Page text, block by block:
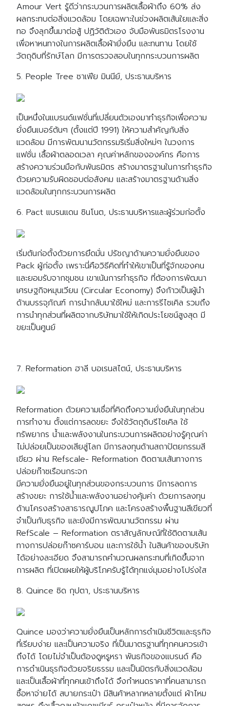
Amour Vert รู้ดีว่ากระบวนการผลิตเสื้อผ้าถึง 60% ส่ง
ผลกระทบต่อสิ่งแวดล้อม โดยเฉพาะในช่วงผลิตเส้นใยและสิ่ง
ทอ จึงลุกขึ้นมาต่อสู้ ปฏิวัติตัวเอง จับมือพันธมิตรโรงงาน
เพื่อหาหนทางในการผลิตเสื้อผ้ายั่งยืน และทนทาน โดยใช้
วัตถุดิบที่รักษ์โลก มีการตรวจสอบในทุกกระบวนการผลิต
5. People Tree ซาเฟีย มินนีย์, ประธานบริหาร
เป็นหนึ่งในแบรนด์แฟชั่นที่เปลี่ยนตัวเองมาทำธุรกิจเพื่อความ
ยั่งยืนเบอร์ต้นๆ (ตั้งแต่ปี 1991) ให้ความสำคัญกับสิ่ง
แวดล้อม มีการพัฒนานวัตกรรมริเริ่มสิ่งใหม่ๆ ในวงการ
แฟชั่น เสื้อผ้าตลอดเวลา คุณค่าหลักขององค์กร คือการ
สร้างความร่วมมือกับพันธมิตร สร้างมาตรฐานในการทำธุรกิจ
ด้วยความรับผิดชอบต่อสังคม และสร้างมาตรฐานด้านสิ่ง
แวดล้อมในทุกกระบวนการผลิต
6. Pact แบรนแดน ซินโนต, ประธานบริหารและผู้ร่วมก่อตั้ง
เริ่มต้นก่อตั้งด้วยการยึดมั่น ปรัชญาด้านความยั่งยืนของ
Pack ผู้ก่อตั้ง เพราะนี่คือวิธีคิดที่ทำให้เขาเป็นที่รู้จักของคน
และยอมรับจากชุมชน เขาเน้นการทำธุรกิจ ที่ต้องการพัฒนา
เศรษฐกิจหมุนเวียน (Circular Economy) จึงก้าวเป็นผู้นำ
ด้านบรรจุภัณฑ์ การนำกลับมาใช้ใหม่ และการรีไซเคิล รวมถึง
การนำทุกส่วนที่ผลิตจากบริษัทมาใช้ให้เกิดประโยชน์สูงสุด มี
ขยะเป็นศูนย์
7. Reformation ฮาลี บอเรนสไตน์, ประธานบริหาร
Reformation ด้วยความเชื่อที่คิดถึงความยั่งยืนในทุกส่วน
การทำงาน ตั้งแต่การลดขยะ จึงใช้วัตถุดิบรีไซเคิล ใช้
ทรัพยากร น้ำและพลังงานในกระบวนการผลิตอย่างรู้คุณค่า
ไม่ปล่อยเป็นของเสียสู่โลก มีการลงทุนด้านสถาปัตยกรรมสี
เขียว ผ่าน Refscale- Reformation ติดตามเส้นทางการ
ปล่อยก๊าซเรือนกระจก
มีความยั่งยืนอยู่ในทุกส่วนของกระบวนการ มีการลดการ
สร้างขยะ การใช้น้ำและพลังงานอย่างคุ้มค่า ด้วยการลงทุน
ด้านโครงสร้างสาธารณูปโภค และโครงสร้างพื้นฐานสีเขียวที่
จำเป็นกับธุรกิจ และยังมีการพัฒนานวัตกรรม ผ่าน
RefScale – Reformation ตราสัญลักษณ์ที่ใช้ติดตามเส้น
ทางการปล่อยก๊าซคาร์บอน และการใช้น้ำ ในสินค้าของบริษัท
ได้อย่างละเอียด จึงสามารถคำนวณผลกระทบที่เกิดขึ้นจาก
การผลิต ที่เปิดเผยให้ผู้บริโภครับรู้ได้ทุกแง่มุมอย่างโปร่งใส
8. Quince ซิด กุปตา, ประธานบริหาร
Quince มองว่าความยั่งยืนเป็นหลักการดำเนินชีวิตและธุรกิจ
ที่เรียบง่าย และเป็นความจริง ที่เป็นมาตรฐานที่ทุกคนควรเข้า
ถึงได้ โดยไม่จำเป็นต้องดูหรูหรา พันธกิจของแบรนด์ คือ
การดำเนินธุรกิจด้วยจริยธรรม และเป็นมิตรกับสิ่งแวดล้อม
และเป็นเสื้อผ้าที่ทุกคนเข้าถึงได้ จึงกำหนดราคาที่คนสามารถ
ซื้อหาจ่ายได้ สบายกระเป๋า มีสินค้าหลากหลายตั้งแต่ ผ้าไหม